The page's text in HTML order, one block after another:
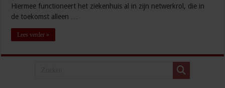
Hiermee functioneert het ziekenhuis al in zijn netwerkrol, die in
de toekomst alleen …
Lees verder »